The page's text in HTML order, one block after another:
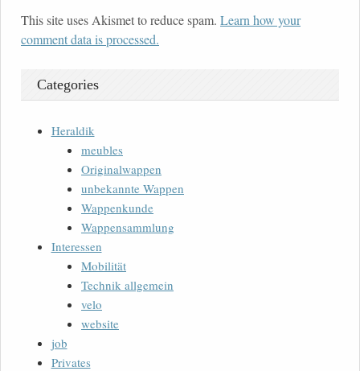
This site uses Akismet to reduce spam. Learn how your
comment data is processed.
Categories
Heraldik
meubles
Originalwappen
unbekannte Wappen
Wappenkunde
Wappensammlung
Interessen
Mobilität
Technik allgemein
velo
website
job
Privates